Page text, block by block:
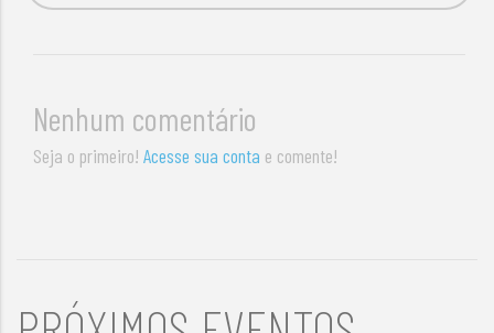
Nenhum comentário
Seja o primeiro!Acesse sua conta e comente!